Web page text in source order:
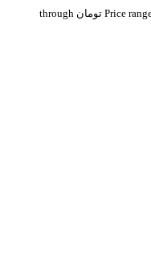
Price range: 1,800,000 تومان through